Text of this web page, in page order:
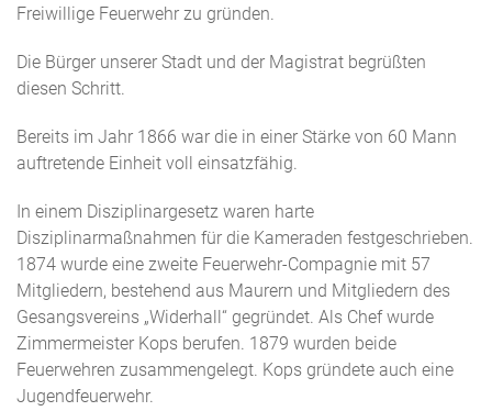
Freiwillige Feuerwehr zu gründen.
Die Bürger unserer Stadt und der Magistrat begrüßten
diesen Schritt.
Bereits im Jahr 1866 war die in einer Stärke von 60 Mann
auftretende Einheit voll einsatzfähig.
In einem Disziplinargesetz waren harte
Disziplinarmaßnahmen für die Kameraden festgeschrieben.
1874 wurde eine zweite Feuerwehr-Compagnie mit 57
Mitgliedern, bestehend aus Maurern und Mitgliedern des
Gesangsvereins „Widerhall“ gegründet. Als Chef wurde
Zimmermeister Kops berufen. 1879 wurden beide
Feuerwehren zusammengelegt. Kops gründete auch eine
Jugendfeuerwehr.